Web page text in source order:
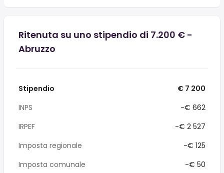
Ritenuta su uno stipendio di 7.200 € -
Abruzzo
Stipendio
€ 7 200
INPS
-€ 662
IRPEF
-€ 2 527
Imposta regionale
-€ 125
Imposta comunale
-€ 50